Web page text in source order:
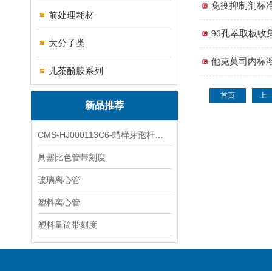
前处理耗材
大分子类
儿茶酚胺系列
新品推荐
具塞比色管带刻度
玻璃离心管
塑料离心管
塑料量筒带刻度
免疫抑制剂标
96孔萃取板收
他克莫司内标
首页 上